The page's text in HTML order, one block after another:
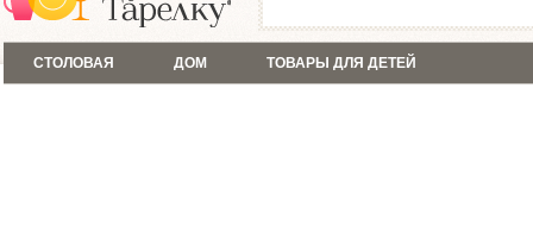
СТОЛОВАЯ ДОМ ТОВАРЫ ДЛЯ ДЕТЕЙ